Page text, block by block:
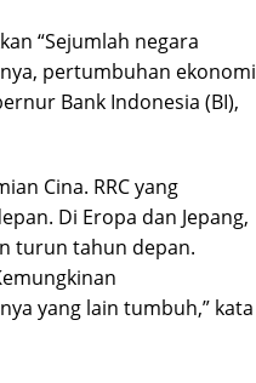
“Sejumlah negara
pertumbuhan ekonomi
Bank Indonesia (BI),
Cina. RRC yang
Di Eropa dan Jepang,
turun tahun depan.
yang lain tumbuh,” kata